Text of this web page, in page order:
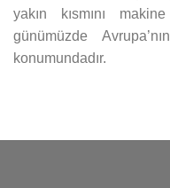
yakın kısmını
günümüzde
konumundadır.